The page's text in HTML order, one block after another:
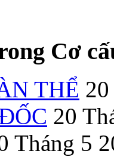
Cơ
THỂ
20
Tháng 5